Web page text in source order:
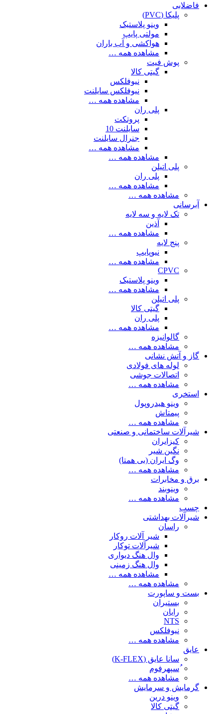
فاضلابی
پلیکا (PVC)
وینو پلاستیک
مولتی پایپ
هواکشی و آب باران
مشاهده همه …
پوش فیت
گیتی کالا
نیوفلکس
نیوفلکس سایلنت
مشاهده همه …
پلی ران
پروتکت
سایلنت 10
جنرال سایلنت
مشاهده همه …
مشاهده همه …
پلی اتیلن
پلی ران
مشاهده همه …
مشاهده همه …
آبرسانی
تک لایه و سه لایه
آذین
مشاهده همه …
پنج لایه
نیوپایپ
مشاهده همه …
CPVC
وینو پلاستیک
مشاهده همه …
پلی اتیلن
گیتی کالا
پلی ران
مشاهده همه …
گالوانیزه
مشاهده همه …
گاز و آتش نشانی
لوله های فولادی
اتصالات جوشی
مشاهده همه …
استخری
وینو هیدروپول
پیمتاش
مشاهده همه …
شیرآلات ساختمانی و صنعتی
کیزایران
نگین شیر
وگ ایران (بی همتا)
مشاهده همه …
برق و مخابرات
وینوبند
مشاهده همه …
چسب
شیرآلات بهداشتی
راسان
شیر آلات روکار
شیرآلات توکار
وال هنگ دیواری
وال هنگ زمینی
مشاهده همه …
مشاهده همه …
بست و ساپورت
بستیران
رایان
NTS
نیوفلکس
مشاهده همه …
عایق
سانا عایق (K-FLEX)
ُسپهرفوم
مشاهده همه …
گرمایش و سرمایش
وینو درین
گیتی کالا